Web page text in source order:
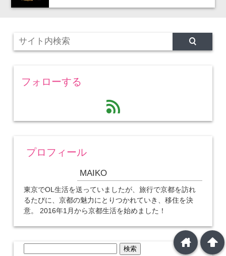
フォローする
feed
プロフィール
MAIKO
東京でOL生活を送っていましたが、旅行で京都を訪れ
るたびに、京都の魅力にとりつかれていき、移住を決
意。 2016年1月から京都生活を始めました！
arrowup
home